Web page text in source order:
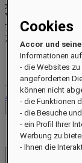
xxxxxxxx
Valid until
Treuepunkte
XXX
Ihr
Ihre
Abmelden
Preise prüfen
Cookies
Accor und
Informationen
- die Websites zu
angeforderten
können nicht
- die Funktionen
- die Besuche
- ein Profil Ihrer
Werbung zu
- Ihnen die